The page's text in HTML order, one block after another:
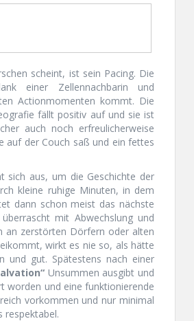
scheint, ist sein Pacing. Die
einer Zellennachbarin und
Actionmomenten kommt. Die
fällt positiv auf und sie ist
auch noch erfreulicherweise
auf der Couch saß und ein fettes
sich aus, um die Geschichte der
kleine ruhige Minuten, in dem
dann schon meist das nächste
mit Abwechslung und
an zerstörten Dörfern oder alten
wirkt es nie so, als hätte
und gut. Spätestens nach einer
Unsummen ausgibt und
worden und eine funktionierende
vorkommen und nur minimal
respektabel.